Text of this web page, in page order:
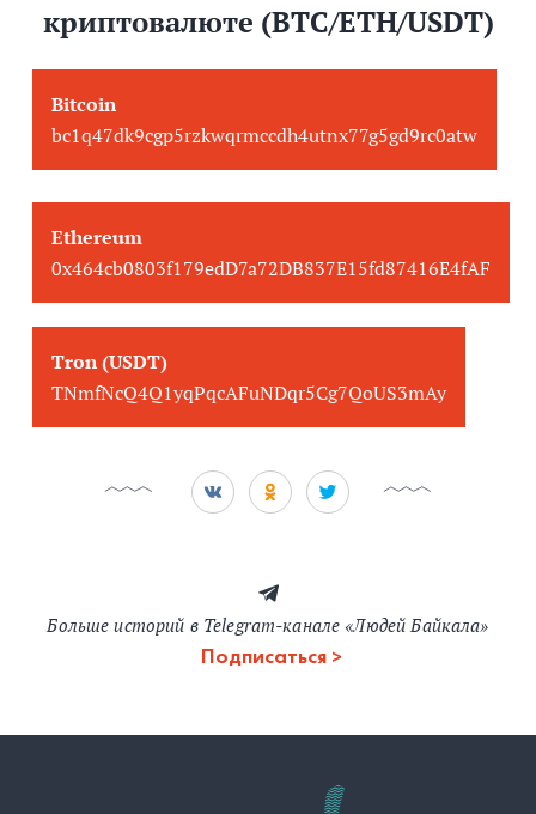
криптовалюте (BTC/ETH/USDT)
Bitcoin
bc1q47dk9cgp5rzkwqrmccdh4utnx77g5gd9rc0atw
Ethereum
0x464cb0803f179edD7a72DB837E15fd87416E4fAF
Tron (USDT)
TNmfNcQ4Q1yqPqcAFuNDqr5Cg7QoUS3mAy
Больше историй в Telegram-канале «Людей Байкала»
Подписаться